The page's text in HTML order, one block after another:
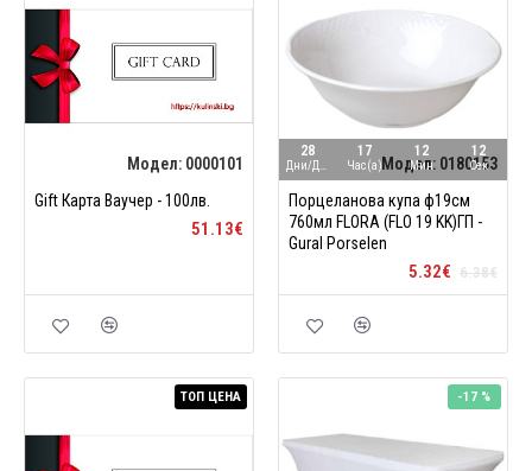
Модел: 0000101
Gift Карта Ваучер - 100лв.
51.13€
28 17
Час(а)
12
Мин
11
Сек
Модел: 0180153
Порцеланова купа ф19см
760мл FLORA (FLO 19 KK)ГП -
Gural Porselen
5.32€ 6.38€
ТОП ЦЕНА -17 %